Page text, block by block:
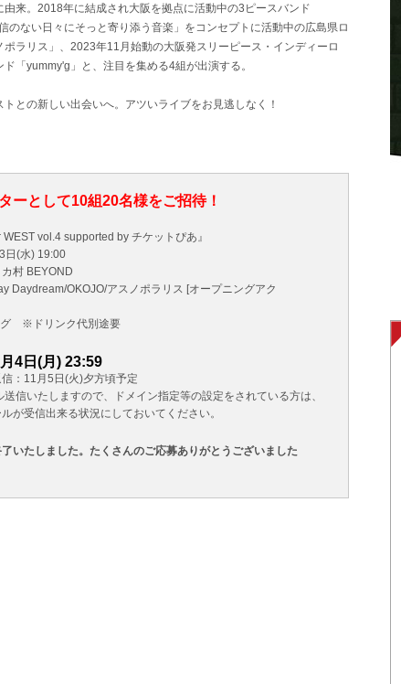
由来。2018年に結成され大阪を拠点に活動中の3ピースバンド
のない日々にそっと寄り添う音楽」をコンセプトに活動中の広島県ロ
ポラリス」、2023年11月始動の大阪発スリーピース・インディーロ
ド「yummy'g」と、注目を集める4組が出演する。
トとの新しい出会いへ。アツいライブをお見逃しなく！
ーとして10組20名様をご招待！
WEST vol.4 supported by チケットぴあ』
日(水) 19:00
カ村 BEYOND
Daydream/OKOJO/アスノポラリス [オープニングアク
※ドリンク代別途要
月4日(月) 23:59
：11月5日(火)夕方頃予定
信いたしますので、ドメイン指定等の設定をされている方は、
が受信出来る状況にしておいてください。
いたしました。たくさんのご応募ありがとうございました